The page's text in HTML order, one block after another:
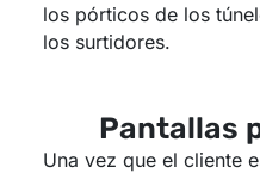
los pórticos de los
los surtidores.
Pantallas
Una vez que el cliente